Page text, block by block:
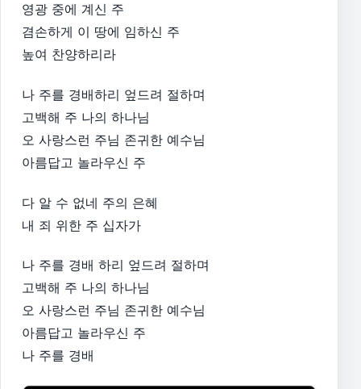
영광 중에 계신 주
겸손하게 이 땅에 임하신 주
높여 찬양하리라​
나 주를 경배하리 엎드려 절하며
고백해 주 나의 하나님
오 사랑스런 주님 존귀한 예수님
아름답고 놀라우신 주​
다 알 수 없네 주의 은혜
내 죄 위한 주 십자가​
나 주를 경배 하리 엎드려 절하며
고백해 주 나의 하나님
오 사랑스런 주님 존귀한 예수님
아름답고 놀라우신 주
나 주를 경배